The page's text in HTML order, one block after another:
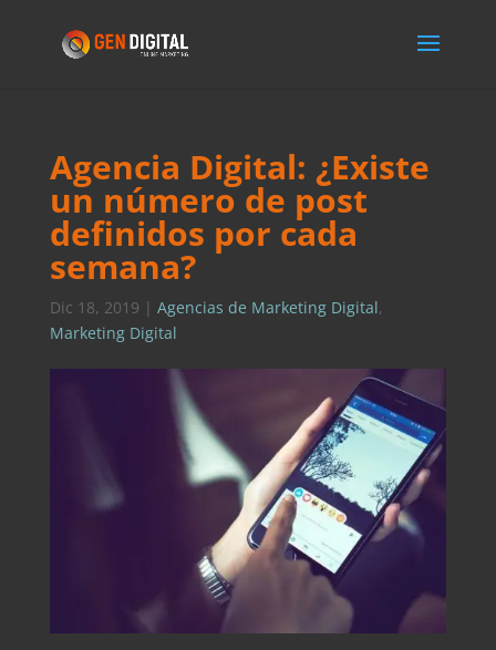
Agencia Digital: ¿Existe
un número de post
definidos por cada
semana?
Dic 18, 2019 | Agencias de Marketing Digital,
Marketing Digital